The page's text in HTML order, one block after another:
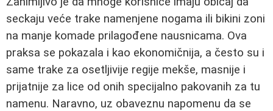
seckaju veće trake namenjene nogama ili bikini zoni
na manje komade prilagođene nausnicama. Ova
praksa se pokazala i kao ekonomičnija, a često su i
same trake za osetljivije regije mekše, masnije i
prijatnije za lice od onih specijalno pakovanih za tu
namenu. Naravno, uz obaveznu napomenu da se